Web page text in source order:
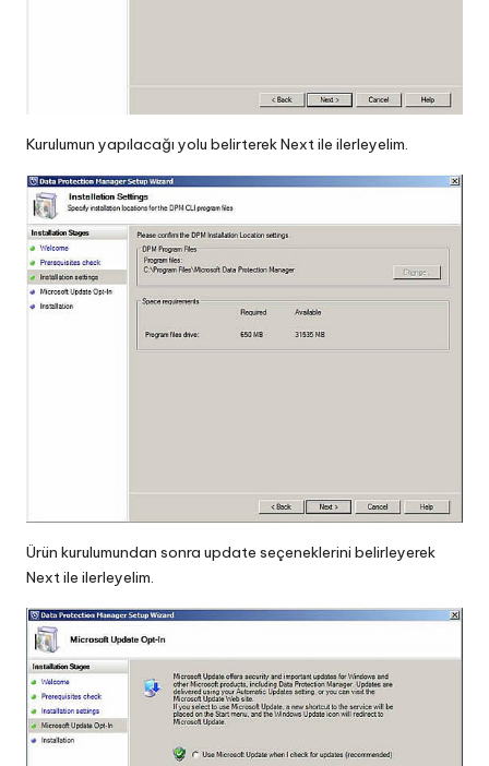
Kurulumun yapılacağı yolu belirterek Next ile ilerleyelim.
Ürün kurulumundan sonra update seçeneklerini belirleyerek
Next ile ilerleyelim.